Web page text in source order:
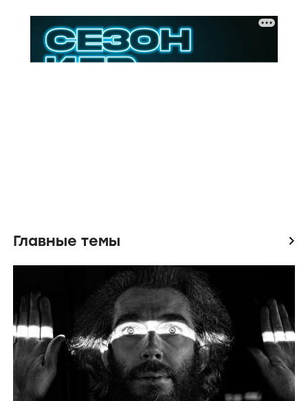
Главные темы icon